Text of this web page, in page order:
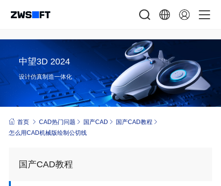
中望3D 2024
设计仿真制造一体化
首页 CAD热门问题 国产CAD
国产CAD教程
怎么用CAD机械版绘制公切线
国产CAD教程